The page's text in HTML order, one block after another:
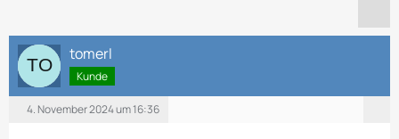
tomerl
Kunde
4. November 2024 um 16:36